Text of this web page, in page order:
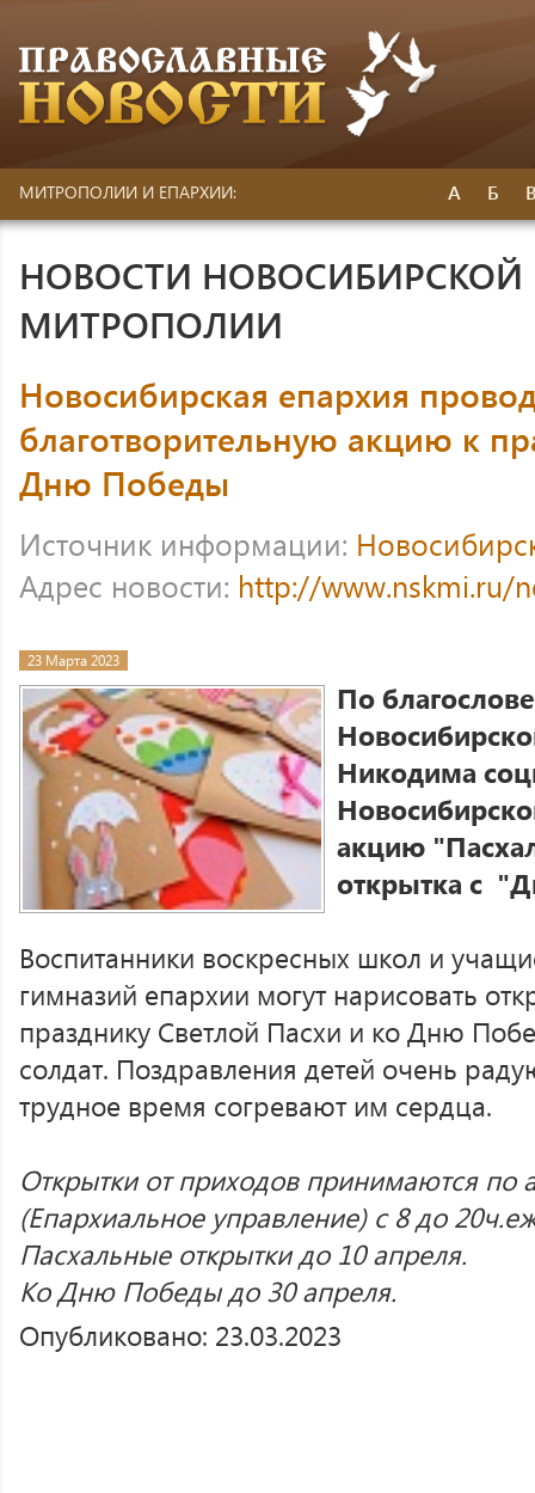
МИТРОПОЛИИ И ЕПАРХИИ: А Б
НОВОСТИ НОВОСИБИРСКОЙ
МИТРОПОЛИИ
Новосибирская епархия
благотворительную акцию к
Дню Победы
Источник информации:
Адрес новости: http://www.nskmi.ru/
23 Марта 2023
По
Никодима
акцию
открытка с
Воспитанники воскресных школ и
гимназий епархии могут нарисовать
празднику Светлой Пасхи и ко Дню
солдат. Поздравления детей очень
трудное время согревают им сердца.
Открытки от приходов принимаются по
(Епархиальное управление) с 8 до
Пасхальные открытки до 10 апреля.
Ко Дню Победы до 30 апреля.
Опубликовано: 23.03.2023